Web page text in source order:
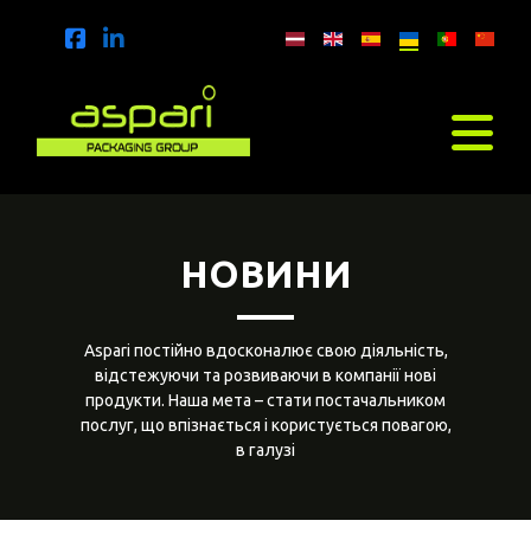
НОВИНИ
Aspari постійно вдосконалює свою діяльність,
відстежуючи та розвиваючи в компанії нові
продукти. Наша мета – стати постачальником
послуг, що впізнається і користується повагою,
в галузі